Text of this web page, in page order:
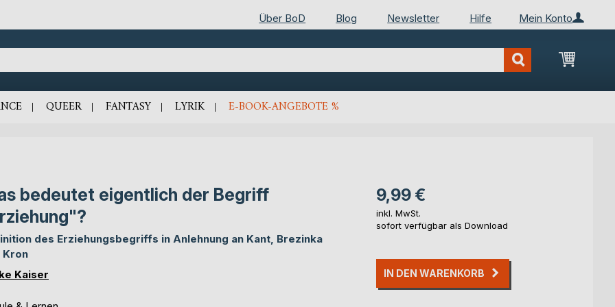
Mein Konto
Über BoD Blog Newsletter Hilfe
Mein
QUEER FANTASY LYRIK E-BOOK-ANGEBOTE %
bedeutet eigentlich der Begriff
des Erziehungsbegriffs in Anlehnung an Kant, Brezinka
Kron
Kaiser
9,99 €
inkl. MwSt.
sofort verfügbar als Download
IN DEN WARENKORB